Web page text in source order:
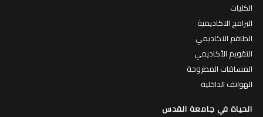
الكليات
البرامج الاكاديمية
الطاقم الاكاديمي
التقويم الأكاديمي
المساقات المطروحة
الهواتف الداخلية
الحياة في جامعة القدس